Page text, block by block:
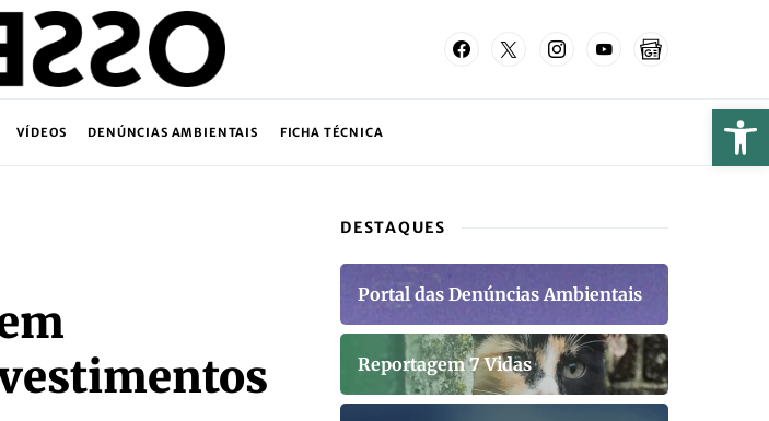
VÍDEOS DENÚNCIAS AMBIENTAIS FICHA TÉCNICA
DESTAQUES
Portal das Denúncias Ambientais
Reportagem 7 Vidas